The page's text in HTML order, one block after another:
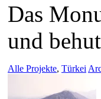
Das
und
Alle Projekte, Türkei